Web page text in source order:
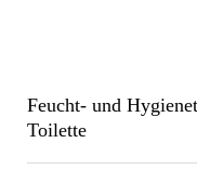
Feucht- und
Toilette